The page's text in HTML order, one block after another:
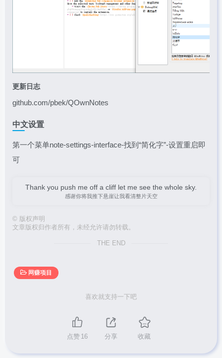
更新日志
github.com/pbek/QOwnNotes
中文设置
第一个菜单note-settings-interface-找到“简化字”-设置重启即
可
Thank you push me off a cliff let me see the whole sky.
感谢你将我推下悬崖让我看清整片天空
© 版权声明
文章版权归作者所有，未经允许请勿转载。
THE END
网赚项目
喜欢就支持一下吧
点赞 16 分享 收藏